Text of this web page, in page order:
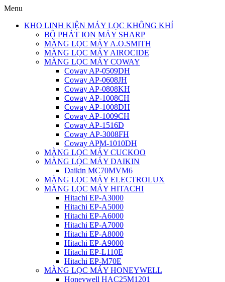
Menu
KHO LINH KIỆN MÁY LỌC KHÔNG KHÍ
BỘ PHÁT ION MÁY SHARP
MÀNG LỌC MÁY A.O.SMITH
MÀNG LỌC MÁY AIROCIDE
MÀNG LỌC MÁY COWAY
Coway AP-0509DH
Coway AP-0608JH
Coway AP-0808KH
Coway AP-1008CH
Coway AP-1008DH
Coway AP-1009CH
Coway AP-1516D
Coway AP-3008FH
Coway APM-1010DH
MÀNG LỌC MÁY CUCKOO
MÀNG LỌC MÁY DAIKIN
Daikin MC70MVM6
MÀNG LỌC MÁY ELECTROLUX
MÀNG LỌC MÁY HITACHI
Hitachi EP-A3000
Hitachi EP-A5000
Hitachi EP-A6000
Hitachi EP-A7000
Hitachi EP-A8000
Hitachi EP-A9000
Hitachi EP-L110E
Hitachi EP-M70E
MÀNG LỌC MÁY HONEYWELL
Honeywell HAC25M1201